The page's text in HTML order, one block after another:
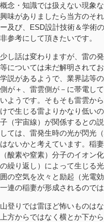
概念・知識では扱えない現象
興味がありましたら当方のそ
ー及び、ESD設計技術＆学術
非参考にして頂きたいです。
少し話は変わりますが、雷の
等については未だ解明されて
学説があるようで、業界誌等
側が＋、雷雲側が－に帯電し
いようです。そもそも雷雲か
けで生じる雷よりかなり低い
子（宇宙線）が関係するとの
しては、雷発生時の光が閃光
はないかと考えています。稲
（酸素や窒素）分子のイオン
の繰り返し）によって生じる
囲の空気を次々と励起（光電
一連の稲妻が形成されるのでは
山登りでは雷ほど怖いものは
上方からではなく横とか下か